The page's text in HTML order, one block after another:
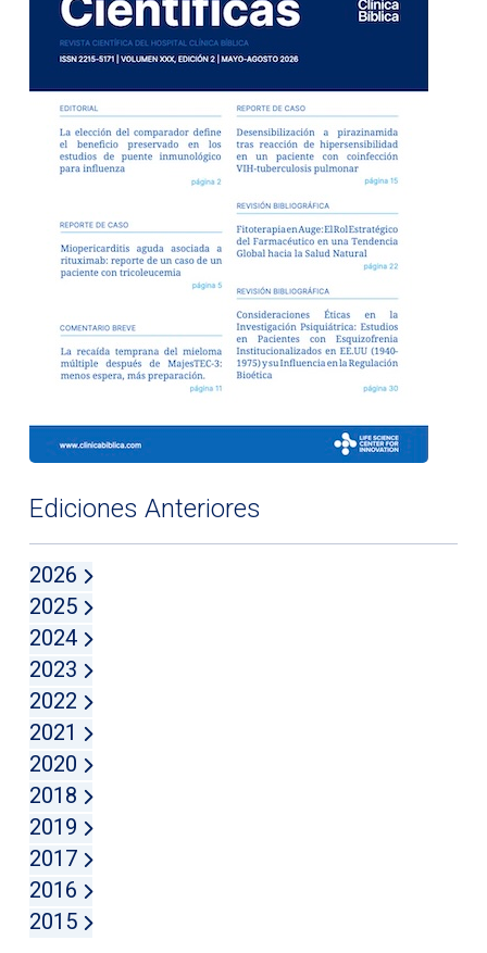
Ediciones Anteriores
2026
2025
2024
2023
2022
2021
2020
2018
2019
2017
2016
2015